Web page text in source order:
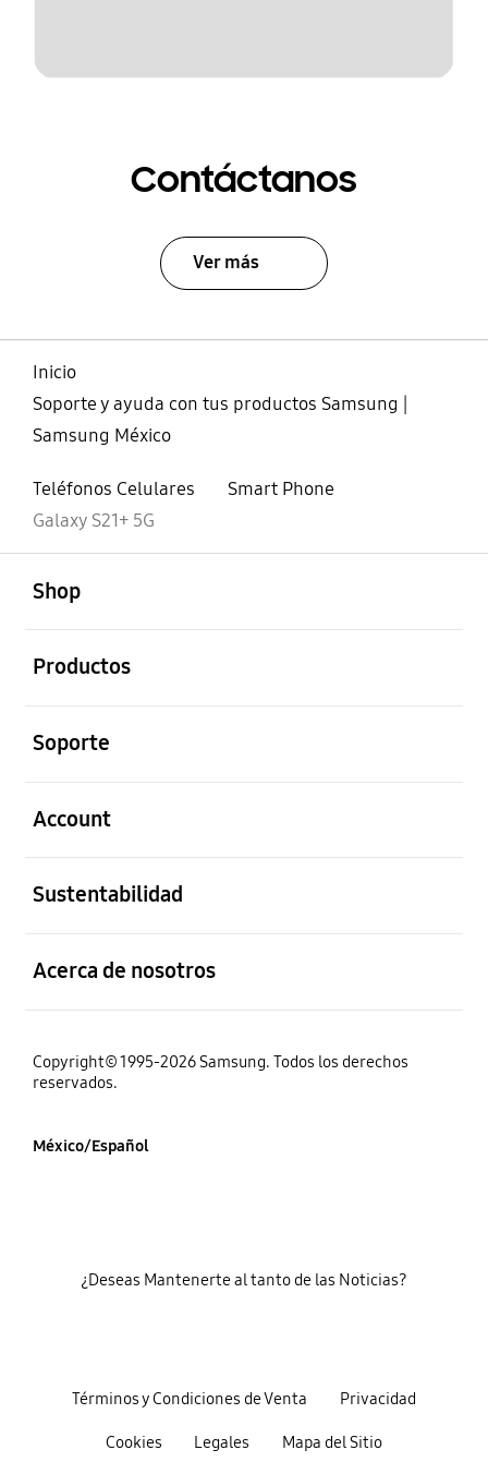
Contáctanos
Ver más
Inicio
Soporte y ayuda con tus productos Samsung |
Samsung México
Teléfonos Celulares
Smart Phone
Galaxy S21+ 5G
Shop
Productos
Soporte
Account
Sustentabilidad
Acerca de nosotros
Copyright© 1995-2026 Samsung. Todos los derechos
reservados.
México/Español
Términos y Condiciones de Venta Privacidad
Cookies Legales Mapa del Sitio
¿Deseas Mantenerte al tanto de las Noticias?